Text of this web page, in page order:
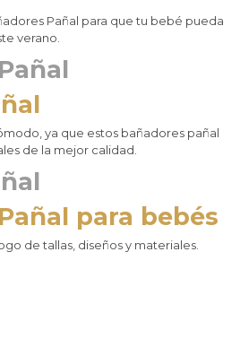
Pañal para que tu bebé pueda
verano.
ya que estos bañadores pañal
de la mejor calidad.
para bebés
de tallas, diseños y materiales.